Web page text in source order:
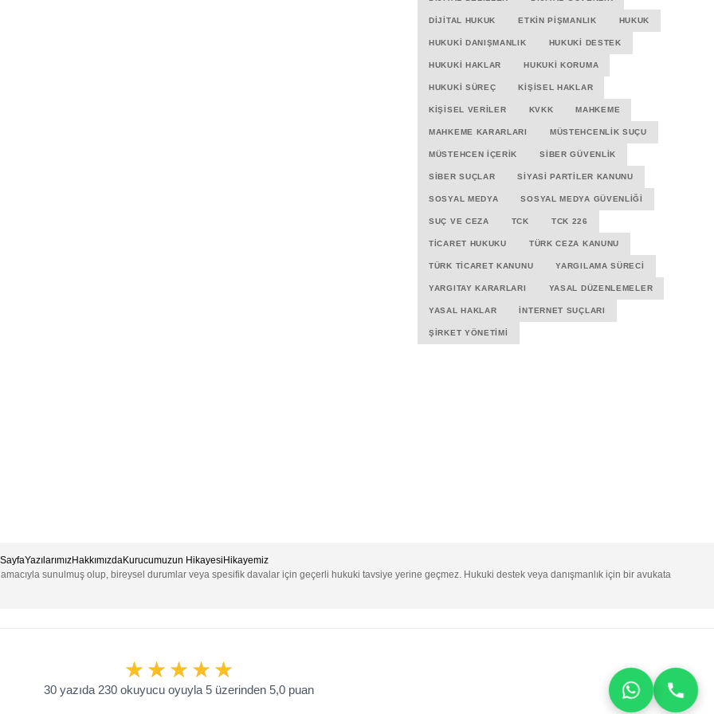
DIJITAL HUKUK ETKIN PIŞMANLIK HUKUK
HUKUKI DANIŞMANLIK HUKUKI DESTEK
HUKUKI HAKLAR HUKUKI KORUMA
HUKUKI SÜREÇ KIŞISEL HAKLAR
KIŞISEL VERILER KVKK MAHKEME
MAHKEME KARARLARI MÜSTEHCENLIK SUÇU
MÜSTEHCEN İÇERIK SIBER GÜVENLIK
SIBER SUÇLAR SIYASI PARTILER KANUNU
SOSYAL MEDYA SOSYAL MEDYA GÜVENLIĞI
SUÇ VE CEZA TCK TCK 226
TICARET HUKUKU TÜRK CEZA KANUNU
TÜRK TICARET KANUNU YARGILAMA SÜRECI
YARGITAY KARARLARI YASAL DÜZENLEMELER
YASAL HAKLAR İNTERNET SUÇLARI
ŞIRKET YÖNETIMI
YazılarımızHakkımızdaKurucumuzun HikayesiHikayemiz
sunulmuş olup, bireysel durumlar veya spesifik davalar için geçerli hukuki tavsiye yerine geçmez. Hukuki destek veya danışmanlık için bir avukata
30 yazıda 230 okuyucu oyuyla 5 üzerinden 5,0 puan